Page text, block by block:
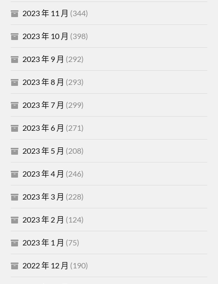
2023 年 11 月 (344)
2023 年 10 月 (398)
2023 年 9 月 (292)
2023 年 8 月 (293)
2023 年 7 月 (299)
2023 年 6 月 (271)
2023 年 5 月 (208)
2023 年 4 月 (246)
2023 年 3 月 (228)
2023 年 2 月 (124)
2023 年 1 月 (75)
2022 年 12 月 (190)